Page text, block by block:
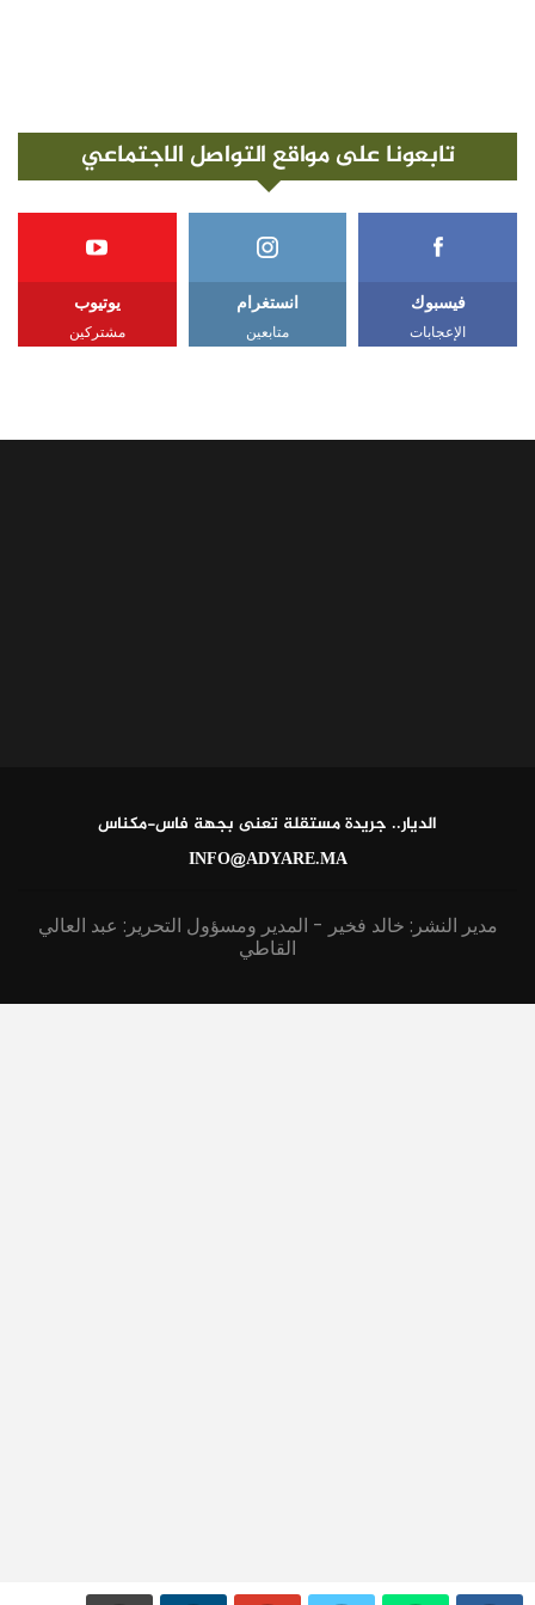
تابعونا على مواقع التواصل الاجتماعي
فيسبوك
الإعجابات
انستغرام
متابعين
يوتيوب
مشتركين
الديار.. جريدة مستقلة تعنى بجهة فاس-مكناس
INFO@ADYARE.MA
مدير النشر: خالد فخير - المدير ومسؤول التحرير: عبد العالي
القاطي